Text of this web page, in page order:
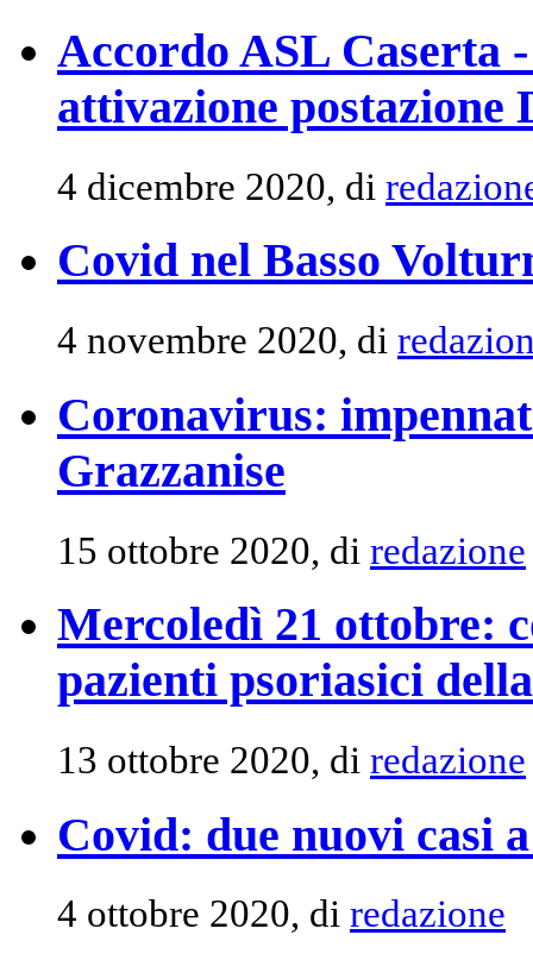
Accordo ASL Caserta
attivazione postazione
4 dicembre 2020, di
Covid nel Basso
4 novembre 2020, di
Coronavirus:
Grazzanise
15 ottobre 2020, di redazione
Mercoledì 21 ottobre:
pazienti psoriasici
13 ottobre 2020, di redazione
Covid: due nuovi casi
4 ottobre 2020, di redazione